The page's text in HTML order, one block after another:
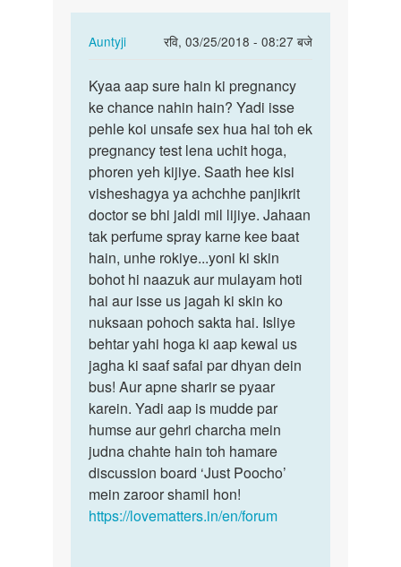
Auntyji
रवि, 03/25/2018 - 08:27 बजे
In
to
Mam
,,mughe
pahle
period
tym…
by
Ananya
sinha
Kyaa
aap
sure
hain
ki…
Kyaa aap sure hain ki pregnancy
ke chance nahin hain? Yadi isse
pehle koi unsafe sex hua hai toh ek
pregnancy test lena uchit hoga,
phoren yeh kijiye. Saath hee kisi
visheshagya ya achchhe panjikrit
doctor se bhi jaldi mil lijiye. Jahaan
tak perfume spray karne kee baat
hain, unhe rokiye...yoni ki skin
bohot hi naazuk aur mulayam hoti
hai aur isse us jagah ki skin ko
nuksaan pohoch sakta hai. Isliye
behtar yahi hoga ki aap kewal us
jagha ki saaf safai par dhyan dein
bus! Aur apne sharir se pyaar
karein. Yadi aap is mudde par
humse aur gehri charcha mein
judna chahte hain toh hamare
discussion board ‘Just Poocho’
mein zaroor shamil hon!
https://lovematters.in/en/forum